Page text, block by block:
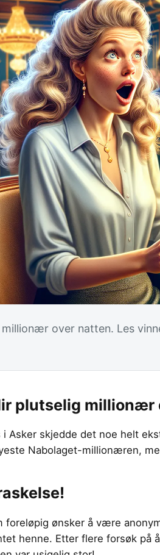
over natten. Les
plutselig millionær
Asker skjedde det noe helt
Nabolaget-millionæren,
foreløpig ønsker å være
henne. Etter flere forsøk på